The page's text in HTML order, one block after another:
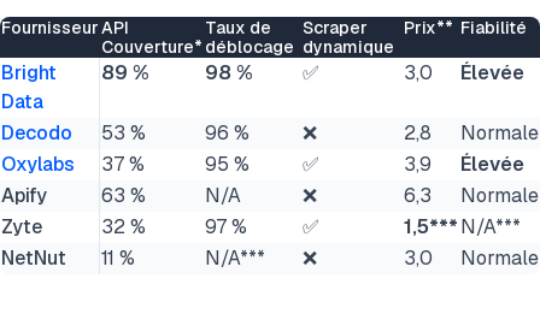
FournisseurAPI
Couverture*
Taux de
déblocage
Scraper
dynamique
Prix** Fiabilité
Bright
Data
89 % 98 % ✅ 3,0 Élevée
Decodo 53 % 96 % ❌ 2,8
Normale
Oxylabs
37 % 95 % ✅ 3,9
Élevée
Apify
63 % N/A ❌ 6,3
Normale
Zyte
32 % 97 % ✅ 1,5***N/A***
NetNut
11 % N/A*** ❌ 3,0 Normale